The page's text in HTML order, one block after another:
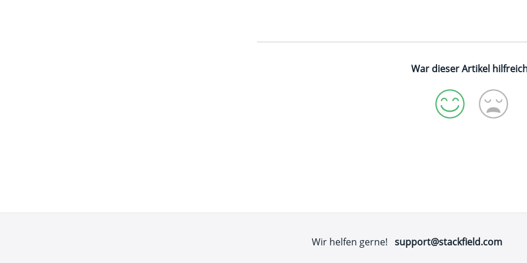
War dieser Artikel
Wir helfen gerne! support@stackfield.com